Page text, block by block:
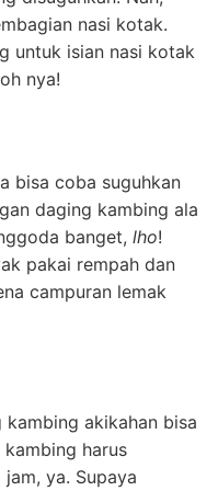
nasi kotak.
untuk isian nasi kotak
nya!
bisa coba suguhkan
daging kambing ala
banget, lho!
pakai rempah dan
campuran lemak
akikahan bisa
harus
ya. Supaya